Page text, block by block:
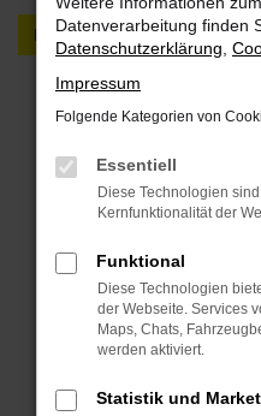
PKW LKW
Fehler:
Beim Laden ist ein Fehler
Hier sind ein paar Tipps,
Internetverbindung.
Laden andere
Suchmaschine?
Prüfe deine
können das Laden
Datenverarbeitung finden
Datenschutzerklärung
Impressum
Folgende Kategorien von
Essentiell
Diese Technologien
Kernfunktionalität der
Funktional
Diese Technologien
der Webseite. Services
Maps, Chats,
werden aktiviert.
Statistik und